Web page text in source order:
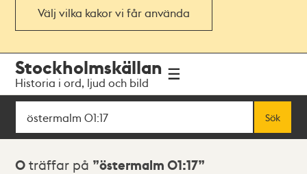
Välj vilka kakor vi får använda
navigationen
huvudinnehållet
Stockholmskällan
Historia i ord, ljud och bild
Sök
Sök
Sökresultat
0 träffar på östermalm 01:17